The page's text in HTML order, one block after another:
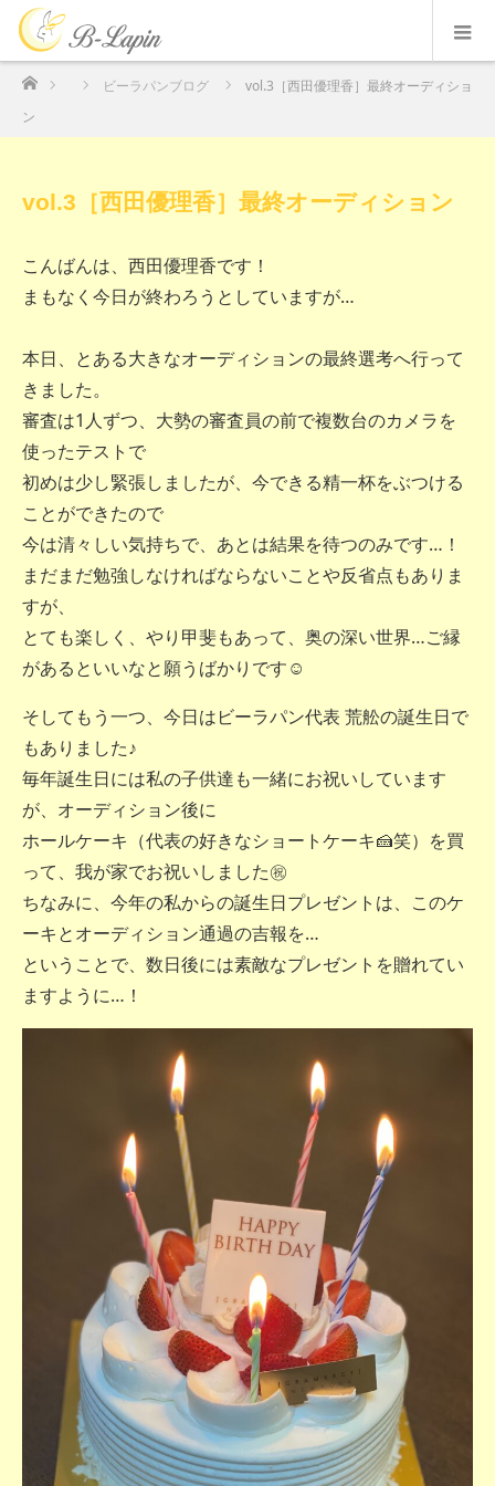
ホーム ビーラパンブログ
vol.3［西田優理香］最終オーディショ
ン
vol.3［西田優理香］最終オーディション
こんばんは、西田優理香です！
まもなく今日が終わろうとしていますが…
本日、とある大きなオーディションの最終選考へ行って
きました。
審査は1人ずつ、大勢の審査員の前で複数台のカメラを
使ったテストで
初めは少し緊張しましたが、今できる精一杯をぶつける
ことができたので
今は清々しい気持ちで、あとは結果を待つのみです…！
まだまだ勉強しなければならないことや反省点もありま
すが、
とても楽しく、やり甲斐もあって、奥の深い世界…ご縁
があるといいなと願うばかりです☺
そしてもう一つ、今日はビーラパン代表 荒舩の誕生日で
もありました♪
毎年誕生日には私の子供達も一緒にお祝いしています
が、オーディション後に
ホールケーキ（代表の好きなショートケーキ🍰笑）を買
って、我が家でお祝いしました㊗
ちなみに、今年の私からの誕生日プレゼントは、このケ
ーキとオーディション通過の吉報を…
ということで、数日後には素敵なプレゼントを贈れてい
ますように…！